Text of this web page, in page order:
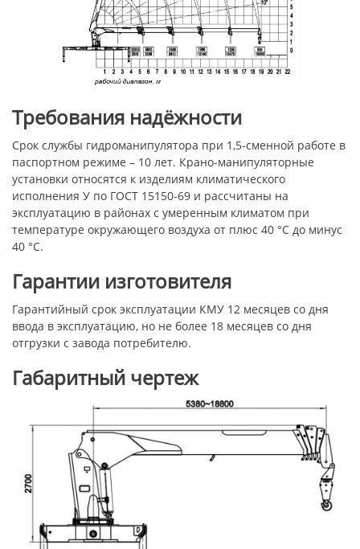
Требования надёжности
Срок службы гидроманипулятора при 1,5-сменной работе в
паспортном режиме – 10 лет. Крано-манипуляторные
установки относятся к изделиям климатического
исполнения У по ГОСТ 15150-69 и рассчитаны на
эксплуатацию в районах с умеренным климатом при
температуре окружающего воздуха от плюс 40 °С до минус
40 °С.
Гарантии изготовителя
Гарантийный срок эксплуатации КМУ 12 месяцев со дня
ввода в эксплуатацию, но не более 18 месяцев со дня
отгрузки с завода потребителю.
Габаритный чертеж